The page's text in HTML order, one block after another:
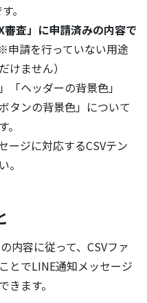
。
審査」に申請済みの内容で
申請を行っていない用途
けません）
「ヘッダーの背景色」
タンの背景色」について
ージに対応するCSVテン
。
内容に従って、CSVファ
とでLINE通知メッセージ
きます。